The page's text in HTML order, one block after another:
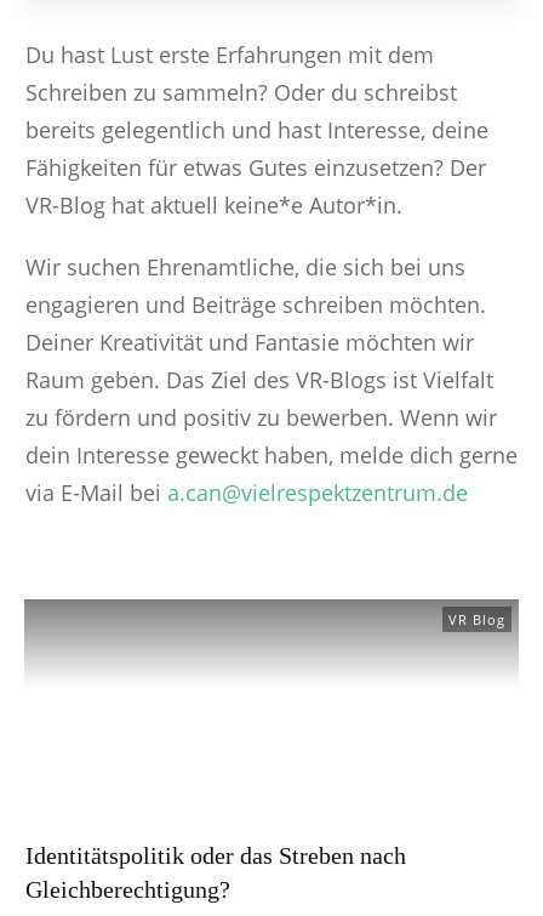
Du hast Lust erste Erfahrungen mit dem
Schreiben zu sammeln? Oder du schreibst
bereits gelegentlich und hast Interesse, deine
Fähigkeiten für etwas Gutes einzusetzen? Der
VR-Blog hat aktuell keine*e Autor*in.
Wir suchen Ehrenamtliche, die sich bei uns
engagieren und Beiträge schreiben möchten.
Deiner Kreativität und Fantasie möchten wir
Raum geben. Das Ziel des VR-Blogs ist Vielfalt
zu fördern und positiv zu bewerben. Wenn wir
dein Interesse geweckt haben, melde dich gerne
via E-Mail bei a.can@vielrespektzentrum.de
VR Blog
Identitätspolitik oder das Streben nach
Gleichberechtigung?